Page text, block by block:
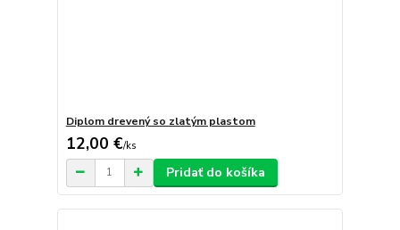
Diplom drevený so zlatým plastom
12,00 €/ks
Pridať do košíka